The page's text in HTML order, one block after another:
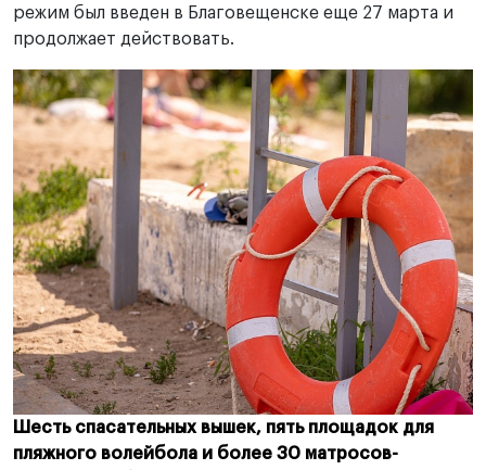
режим был введен в Благовещенске еще 27 марта и
продолжает действовать.
Шесть спасательных вышек, пять площадок для
пляжного волейбола и более 30 матросов-